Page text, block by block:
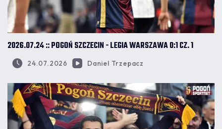
2026.07.24 :: POGOŃ SZCZECIN - LEGIA WARSZAWA 0:1 CZ. 1
24.07.2026 Daniel Trzepacz